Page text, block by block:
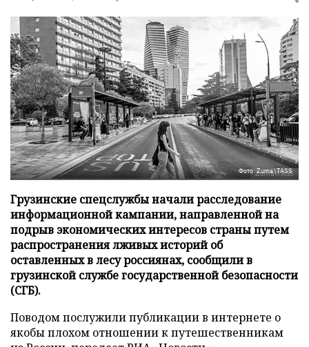
Фото: Zuma\TASS
Грузинские спецслужбы начали расследование
информационной кампании, направленной на
подрыв экономических интересов страны путем
распространения лживых историй об
оставленных в лесу россиянах, сообщили в
грузинской службе государственной безопасности
(СГБ).
Поводом послужили публикации в интернете о
якобы плохом отношении к путешественникам